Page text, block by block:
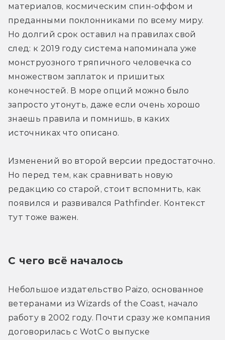
материалов, космическим спин-оффом и
преданными поклонниками по всему миру.
Но долгий срок оставил на правилах свой
след: к 2019 году система напоминала уже
монструозного тряпичного человечка со
множеством заплаток и пришитых
конечностей. В море опций можно было
запросто утонуть, даже если очень хорошо
знаешь правила и помнишь, в каких
источниках что описано.
Изменений во второй версии предостаточно.
Но перед тем, как сравнивать новую
редакцию со старой, стоит вспомнить, как
появился и развивался Pathfinder. Контекст
тут тоже важен.
С чего всё началось
Небольшое издательство Paizo, основанное
ветеранами из Wizards of the Coast, начало
работу в 2002 году. Почти сразу же компания
договорилась с WotC о выпуске